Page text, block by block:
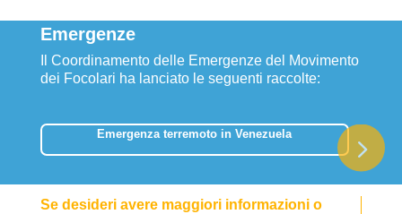
Emergenze
Il Coordinamento delle Emergenze del Movimento
dei Focolari ha lanciato le seguenti raccolte:
Emergenza terremoto in Venezuela
Se desideri avere maggiori informazioni o